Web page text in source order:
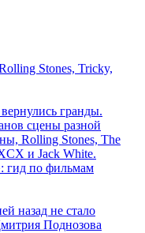
Stones, Tricky,
гранды.
сцены разной
Rolling Stones, The
и Jack White.
гид по фильмам
назад не стало
Поднозова